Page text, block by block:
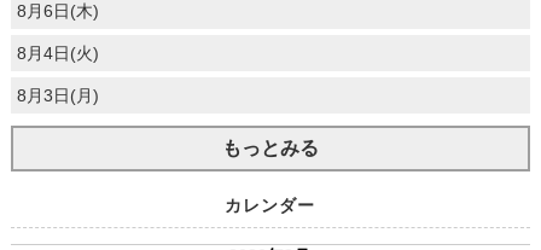
8月6日(木)
8月4日(火)
8月3日(月)
もっとみる
カレンダー